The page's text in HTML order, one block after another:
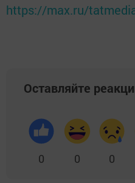
https://max.ru/
Оставляйте
0 0 0